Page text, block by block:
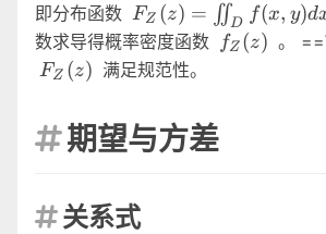
即分布函数 FZ (z) = ∬D f(x, y)d
数求导得概率密度函数 f_Z(z)
fZ (z) 。
FZ (z) 满足规范性。
期望与方差
关系式